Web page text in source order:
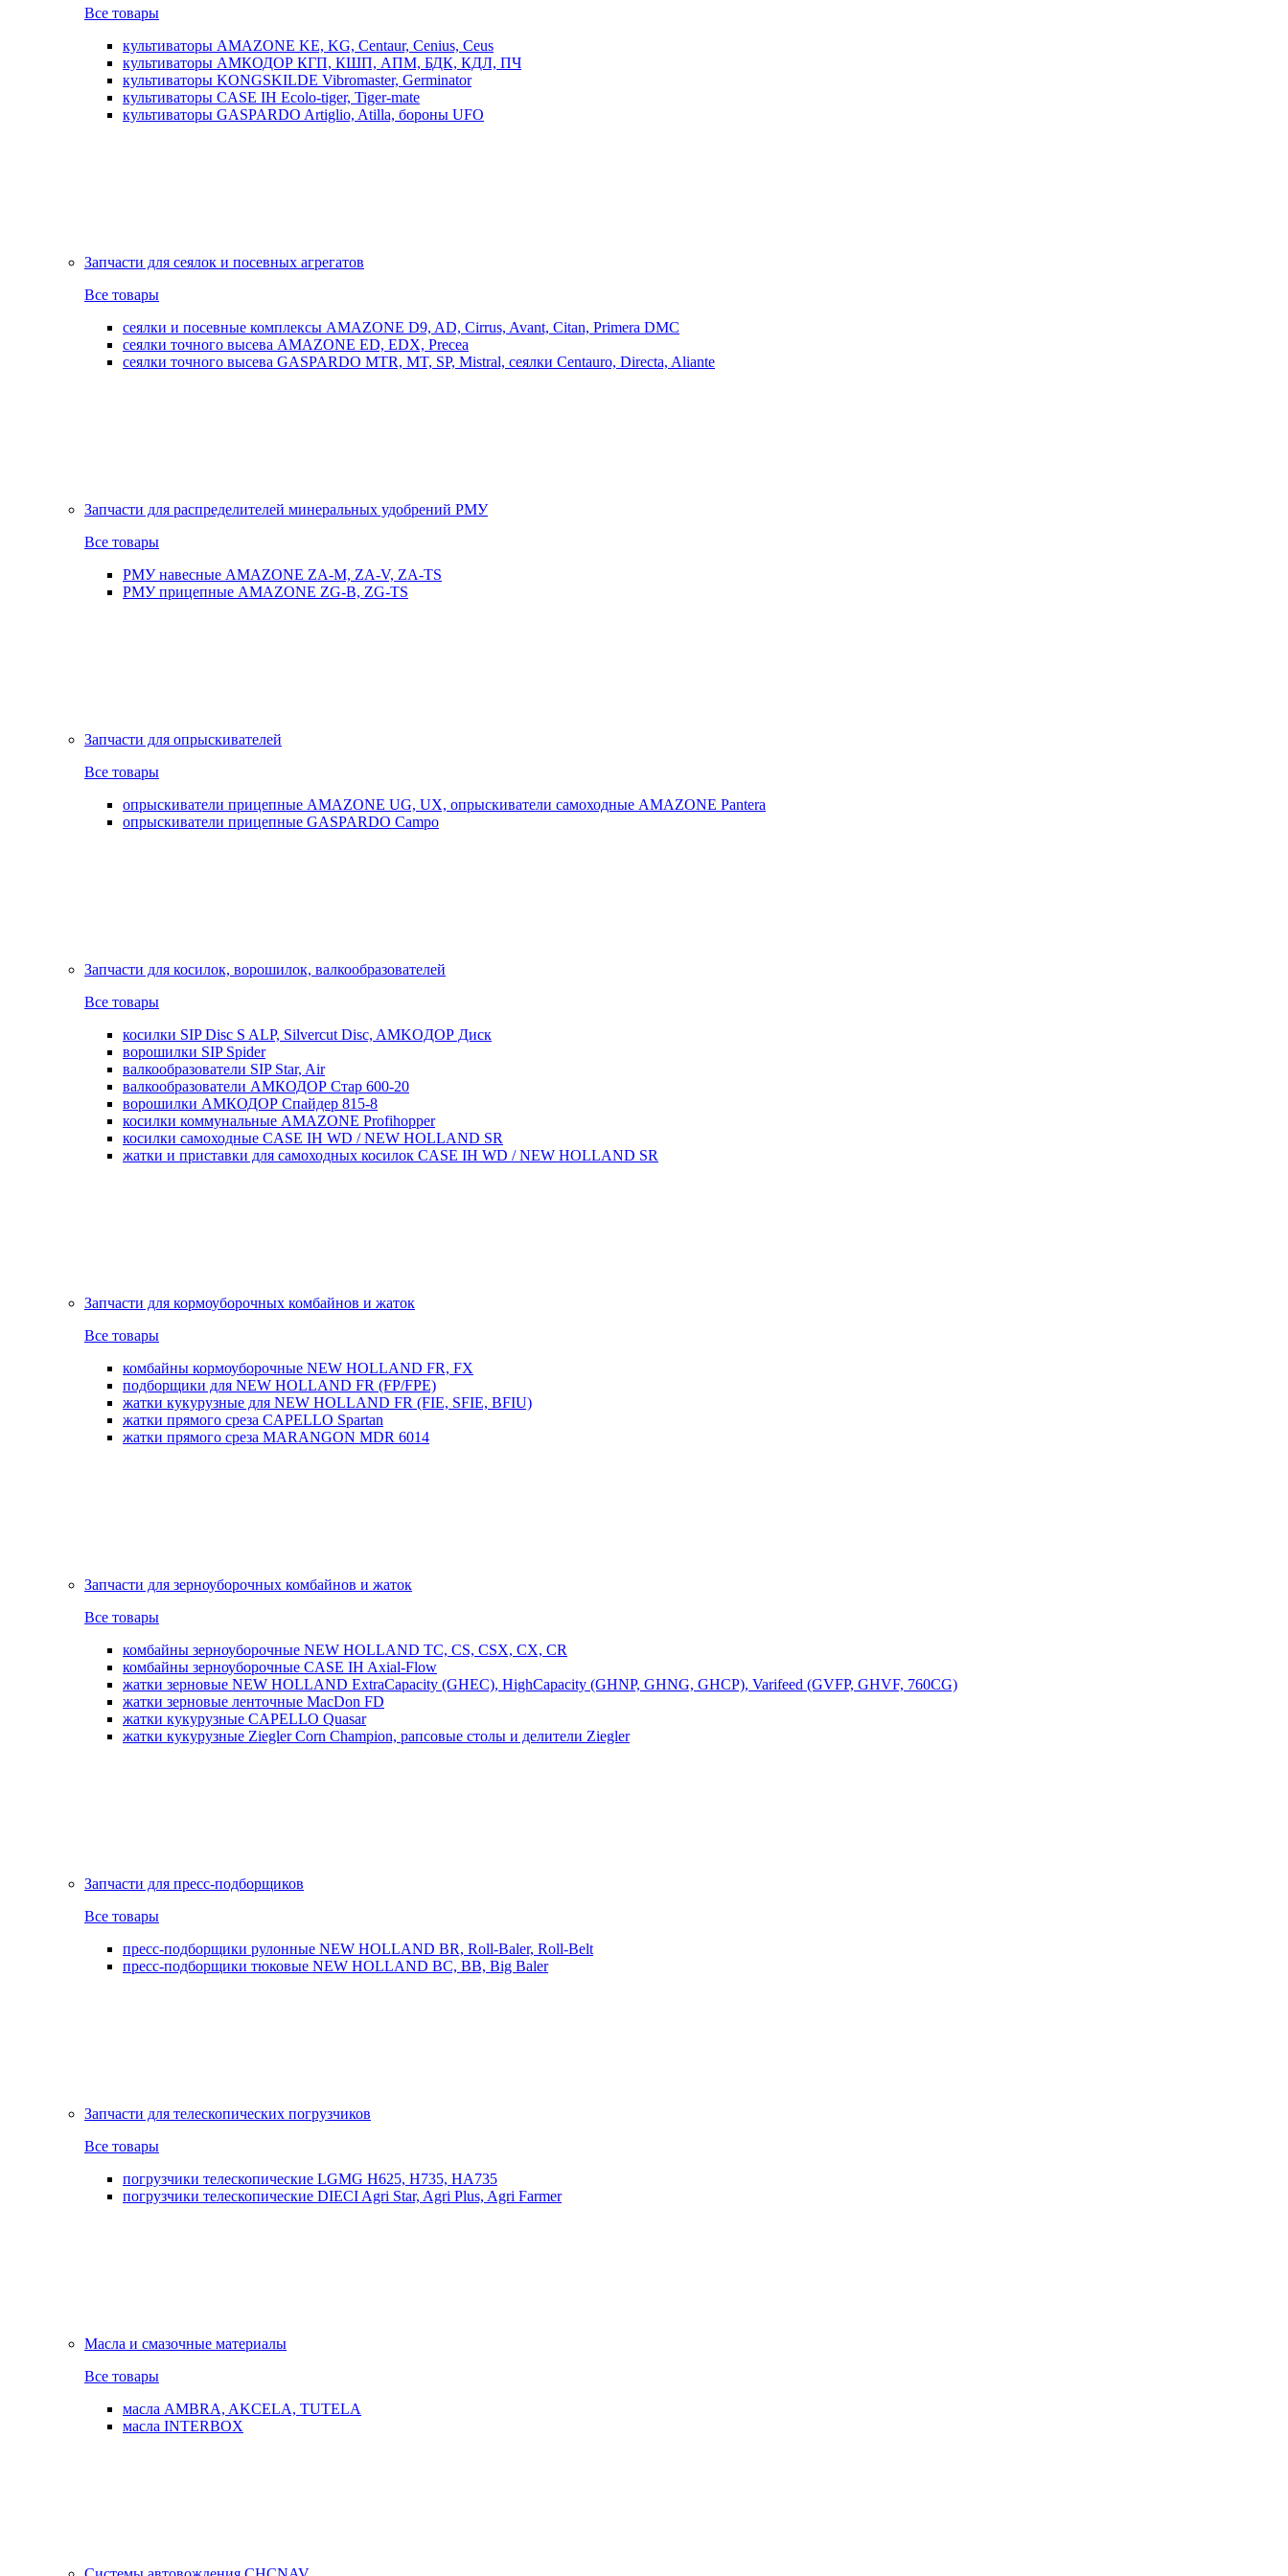
Все товары
культиваторы AMAZONE KE, KG, Centaur, Cenius, Ceus
культиваторы АМКОДОР КГП, КШП, АПМ, БДК, КДЛ, ПЧ
культиваторы KONGSKILDE Vibromaster, Germinator
культиваторы CASE IH Ecolo-tiger, Tiger-mate
культиваторы GASPARDO Artiglio, Atilla, бороны UFO
Запчасти для сеялок и посевных агрегатов
Все товары
сеялки и посевные комплексы AMAZONE D9, AD, Cirrus, Avant, Citan, Primera DMC
сеялки точного высева AMAZONE ED, EDX, Precea
сеялки точного высева GASPARDO MTR, MT, SP, Mistral, сеялки Centauro, Directa, Aliante
Запчасти для распределителей минеральных удобрений РМУ
Все товары
РМУ навесные AMAZONE ZA-M, ZA-V, ZA-TS
РМУ прицепные AMAZONE ZG-B, ZG-TS
Запчасти для опрыскивателей
Все товары
опрыскиватели прицепные AMAZONE UG, UX, опрыскиватели самоходные AMAZONE Pantera
опрыскиватели прицепные GASPARDO Campo
Запчасти для косилок, ворошилок, валкообразователей
Все товары
косилки SIP Disc S ALP, Silvercut Disc, AMKOДОР Диск
ворошилки SIP Spider
валкообразователи SIP Star, Air
валкообразователи АМКОДОР Стар 600-20
ворошилки АМКОДОР Спайдер 815-8
косилки коммунальные AMAZONE Profihopper
косилки самоходные CASE IH WD / NEW HOLLAND SR
жатки и приставки для самоходных косилок CASE IH WD / NEW HOLLAND SR
Запчасти для кормоуборочных комбайнов и жаток
Все товары
комбайны кормоуборочные NEW HOLLAND FR, FX
подборщики для NEW HOLLAND FR (FP/FPE)
жатки кукурузные для NEW HOLLAND FR (FIE, SFIE, BFIU)
жатки прямого среза CAPELLO Spartan
жатки прямого среза MARANGON MDR 6014
Запчасти для зерноуборочных комбайнов и жаток
Все товары
комбайны зерноуборочные NEW HOLLAND TC, CS, CSX, CX, CR
комбайны зерноуборочные CASE IH Axial-Flow
жатки зерновые NEW HOLLAND ExtraCapacity (GHEC), HighCapacity (GHNP, GHNG, GHCP), Varifeed (GVFP, GHVF, 760CG)
жатки зерновые ленточные MacDon FD
жатки кукурузные CAPELLO Quasar
жатки кукурузные Ziegler Corn Champion, рапсовые столы и делители Ziegler
Запчасти для пресс-подборщиков
Все товары
пресс-подборщики рулонные NEW HOLLAND BR, Roll-Baler, Roll-Belt
пресс-подборщики тюковые NEW HOLLAND BC, BB, Big Baler
Запчасти для телескопических погрузчиков
Все товары
погрузчики телескопические LGMG H625, H735, HA735
погрузчики телескопические DIECI Agri Star, Agri Plus, Agri Farmer
Масла и смазочные материалы
Все товары
масла AMBRA, AKCELA, TUTELA
масла INTERBOX